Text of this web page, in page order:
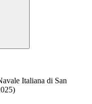
Italiana di San